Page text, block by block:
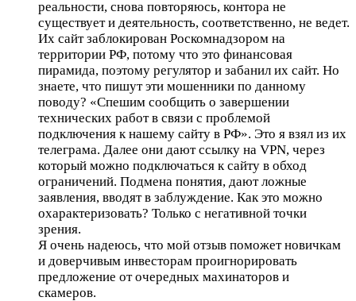
реальности, снова повторяюсь, контора не
существует и деятельность, соответственно, не ведет.
Их сайт заблокирован Роскомнадзором на
территории РФ, потому что это финансовая
пирамида, поэтому регулятор и забанил их сайт. Но
знаете, что пишут эти мошенники по данному
поводу? «Спешим сообщить о завершении
технических работ в связи с проблемой
подключения к нашему сайту в РФ». Это я взял из их
телеграма. Далее они дают ссылку на VPN, через
который можно подключаться к сайту в обход
ограничений. Подмена понятия, дают ложные
заявления, вводят в заблуждение. Как это можно
охарактеризовать? Только с негативной точки
зрения.
Я очень надеюсь, что мой отзыв поможет новичкам
и доверчивым инвесторам проигнорировать
предложение от очередных махинаторов и
скамеров.